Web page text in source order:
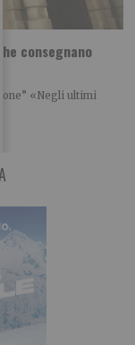
consegnano
«Negli ultimi